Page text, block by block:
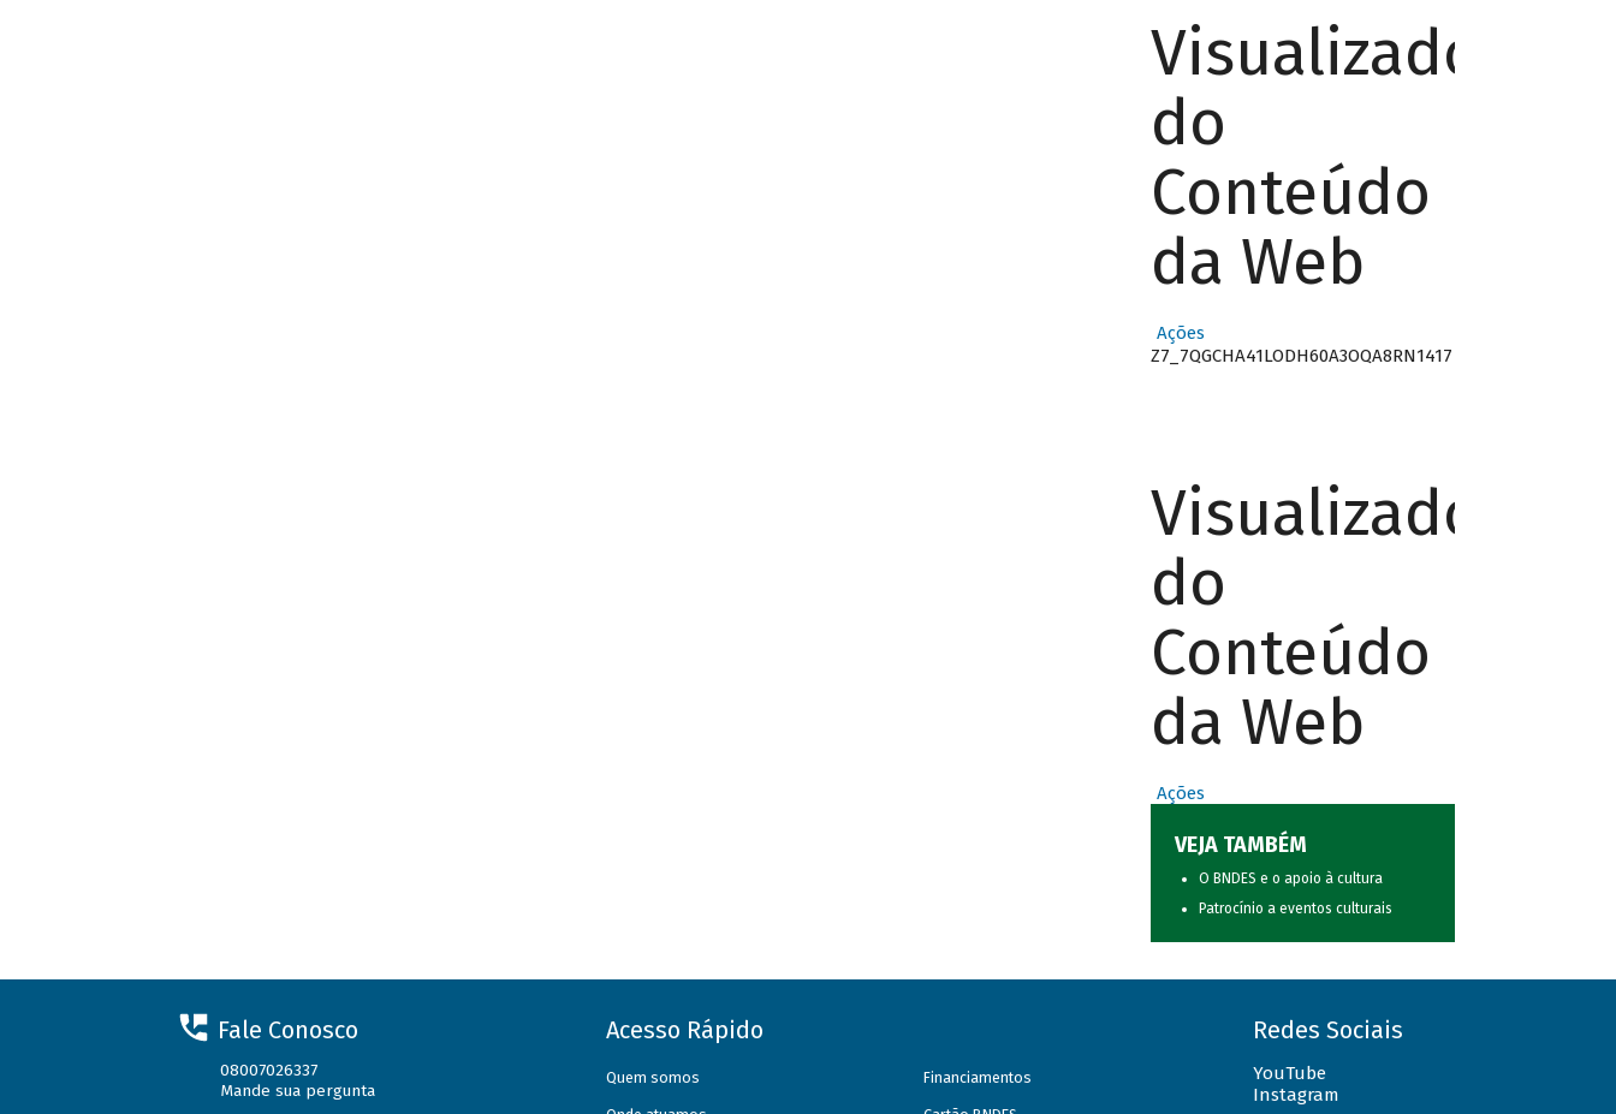
Visualizador
do
Conteúdo
da Web
Ações
Z7_7QGCHA41LODH60A3OQA8RN1417
Visualizador
do
Conteúdo
da Web
Ações
VEJA TAMBÉM
O BNDES e o apoio à cultura
Patrocínio a eventos culturais
Fale Conosco
08007026337
Mande sua pergunta
Acesso Rápido
Quem somos Financiamentos
Redes Sociais
YouTube
Instagram